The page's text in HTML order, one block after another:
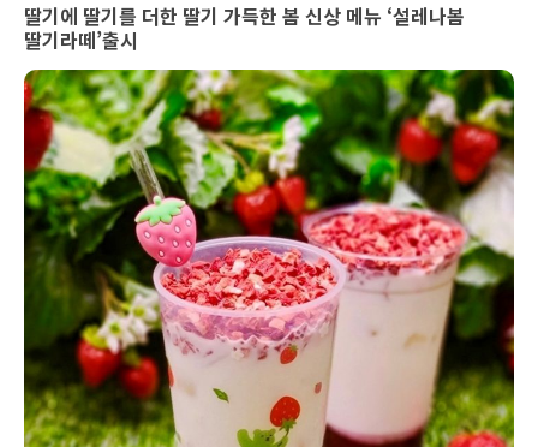
딸기에 딸기를 더한 딸기 가득한 봄 신상 메뉴 ‘설레나봄
딸기라떼’출시